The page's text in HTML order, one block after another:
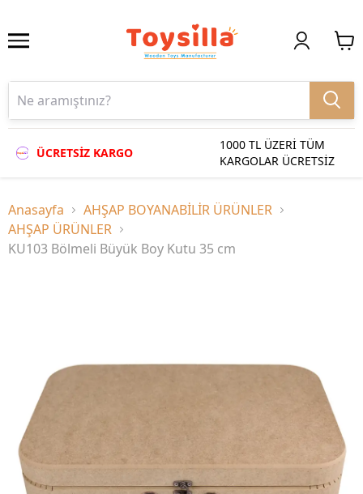
ÜCRETSİZ KARGO
1000 TL ÜZERİ TÜM
KARGOLAR ÜCRETSİZ
Anasayfa
AHŞAP BOYANABİLİR ÜRÜNLER
AHŞAP ÜRÜNLER
KU103 Bölmeli Büyük Boy Kutu 35 cm